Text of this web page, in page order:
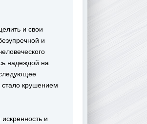
и свои
и
надеждой на
стало крушением
и